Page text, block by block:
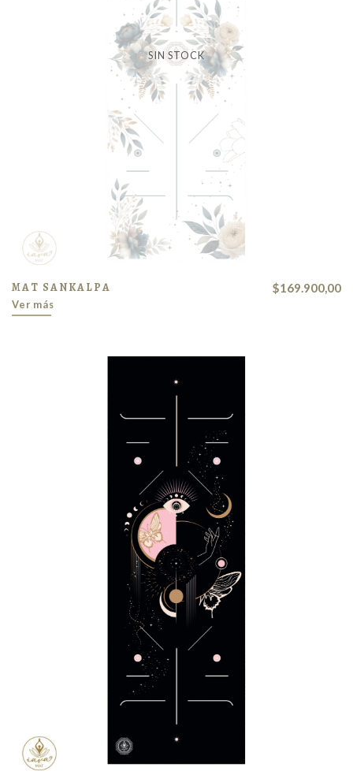
SIN STOCK
MAT SANKALPA $169.900,00
Ver más